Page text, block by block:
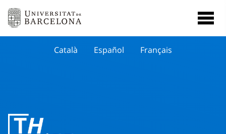
Català Español Français